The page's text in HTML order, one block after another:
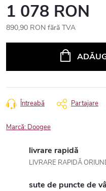
1 078 RON
890,90 RON fără TVA
Întreabă Partajare
Marcă: Doogee
livrare rapidă
LIVRARE RAPIDĂ
sute de puncte de